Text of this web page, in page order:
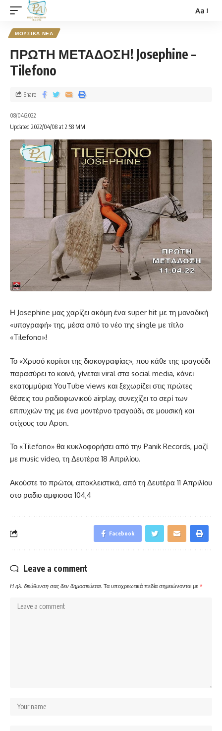
Aa
ΜΟΥΣΙΚΑ ΝΕΑ
ΠΡΩΤΗ ΜΕΤΑΔΟΣΗ! Josephine –
Tilefono
08/04/2022
Updated 2022/04/08 at 2:58 ΜΜ
Share
Η Josephine μας χαρίζει ακόμη ένα super hit με τη μοναδική
«υπογραφή» της, μέσα από το νέο της single με τίτλο
«Tilefono»!
Το «Χρυσό κορίτσι της δισκογραφίας», που κάθε της τραγούδι
παρασύρει το κοινό, γίνεται viral στα social media, κάνει
εκατομμύρια YouTube views και ξεχωρίζει στις πρώτες
θέσεις του ραδιοφωνικού airplay, συνεχίζει το σερί των
επιτυχιών της με ένα μοντέρνο τραγούδι, σε μουσική και
στίχους του Apon.
Το «Tilefono» θα κυκλοφορήσει από την Panik Records, μαζί
με music video, τη Δευτέρα 18 Απριλίου.
Ακούστε το πρώτοι, αποκλειστικά, από τη Δευτέρα 11 Απριλίου
στο ραδιο αμφισσα 104,4
Facebook
Leave a comment
Η ηλ. διεύθυνση σας δεν δημοσιεύεται. Τα υποχρεωτικά πεδία σημειώνονται με *